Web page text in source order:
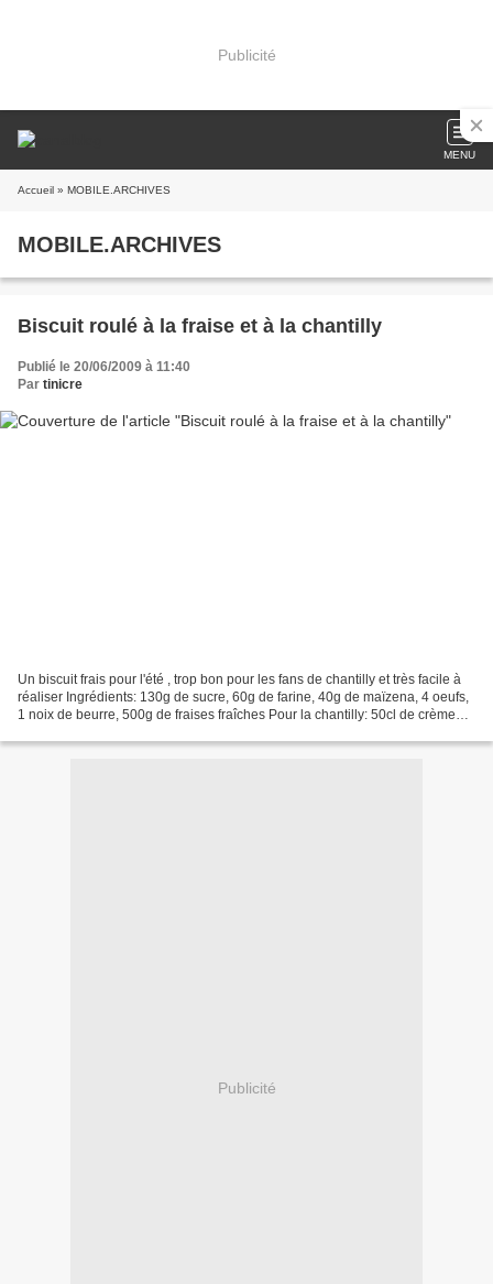
Publicité
MENU
Accueil » MOBILE.ARCHIVES
MOBILE.ARCHIVES
Biscuit roulé à la fraise et à la chantilly
Publié le 20/06/2009 à 11:40
Par tinicre
Un biscuit frais pour l'été , trop bon pour les fans de chantilly et très facile à
réaliser Ingrédients: 130g de sucre, 60g de farine, 40g de maïzena, 4 oeufs,
1 noix de beurre, 500g de fraises fraîches Pour la chantilly: 50cl de crème
Publicité